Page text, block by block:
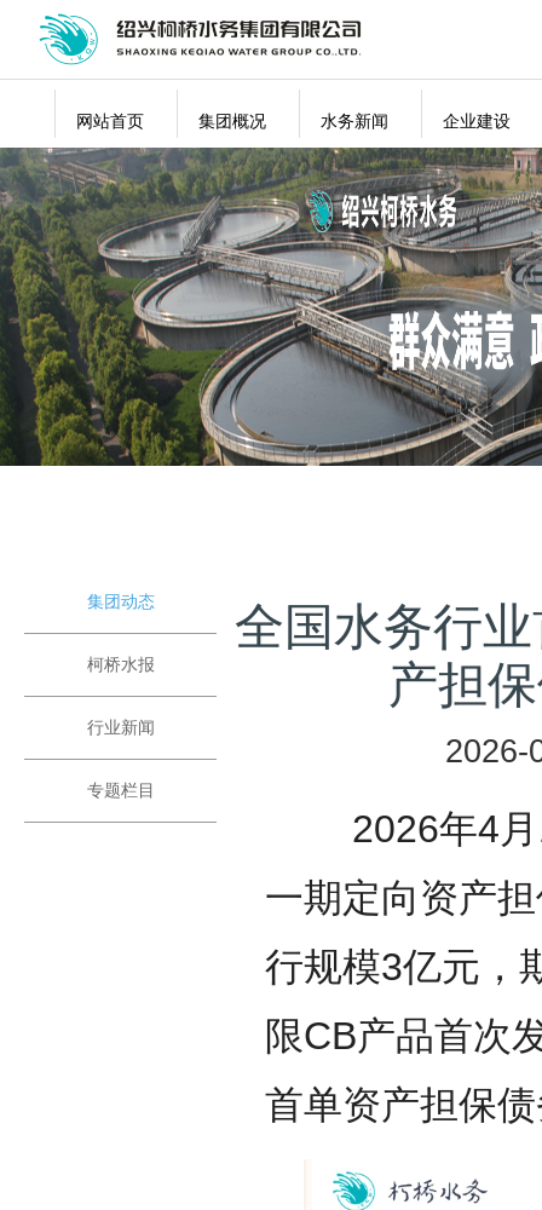
网站首页 集团概况 水务新闻 企业建设
集团动态
柯桥水报
行业新闻
专题栏目
全国水务行
产担
2026-
2026年4月
一期定向资产
行规模3亿元，
限CB产品首次
首单资产担保